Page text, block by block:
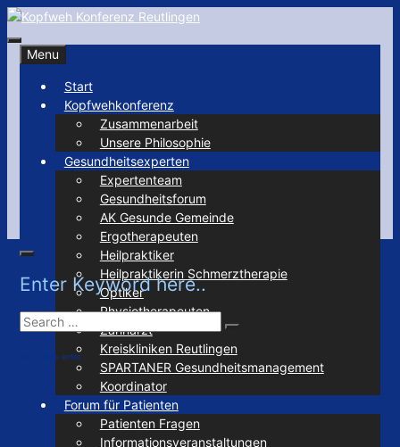
Skip
to
content
Kopfweh Konferenz Reutlingen
Search
Menu
Start
Kopfwehkonferenz
Zusammenarbeit
Unsere Philosophie
Gesundheitsexperten
Expertenteam
Gesundheitsforum
AK Gesunde Gemeinde
Ergotherapeuten
Heilpraktiker
Heilpraktikerin Schmerztherapie
Optiker
Physiotherapeuten
Zahnarzt
Kreiskliniken Reutlingen
SPARTANER Gesundheitsmanagement
Koordinator
Forum für Patienten
Patienten Fragen
Informationsveranstaltungen
Enter Keyword here..
Search
And press enter.